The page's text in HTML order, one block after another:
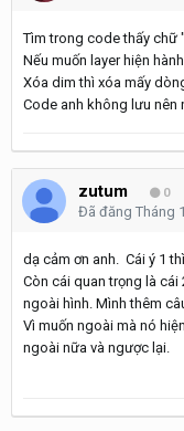
Tìm trong code thấy chữ
Nếu muốn layer hiện
Xóa dim thì xóa mấy
Code anh không lưu nên
zutum 0
Đã đăng Tháng
dạ cảm ơn anh. Cái ý 1
Còn cái quan trọng là
ngoài hình. Mình thêm
Vì muốn ngoài mà nó
ngoài nữa và ngược lại.